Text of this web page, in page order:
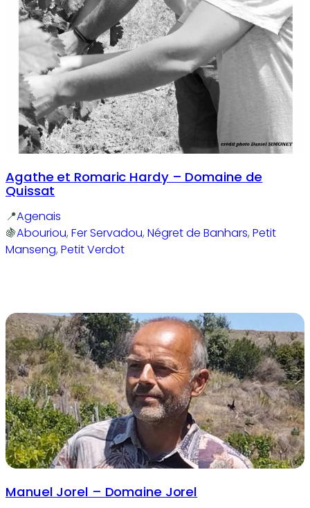
Agathe et Romaric Hardy – Domaine de
Quissat
Agenais
Abouriou, Fer Servadou, Négret de Banhars, Petit
Manseng, Petit Verdot
Manuel Jorel – Domaine Jorel